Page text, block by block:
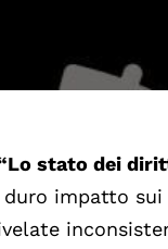
stato dei
impatto